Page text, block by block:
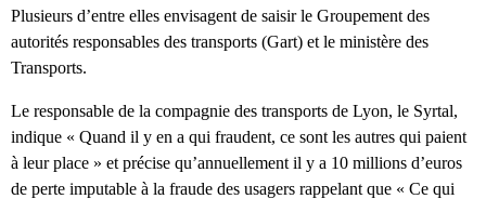
Plusieurs d’entre elles envisagent de saisir le Groupement des
autorités responsables des transports (Gart) et le ministère des
Transports.
Le responsable de la compagnie des transports de Lyon, le Syrtal,
indique « Quand il y en a qui fraudent, ce sont les autres qui paient
à leur place » et précise qu’annuellement il y a 10 millions d’euros
de perte imputable à la fraude des usagers rappelant que « Ce qui